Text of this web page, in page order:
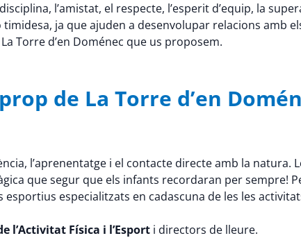
l’amistat, el respecte, l’esperit d’equip, la
ja que ajuden a desenvolupar relacions amb
Torre d’en Doménec que us proposem.
de La Torre d’en
l’aprenentatge i el contacte directe amb la natura.
que segur que els infants recordaran per sempre!
especialitzats en cadascuna de les les
l’Activitat Física i l’Esport i directors de lleure.